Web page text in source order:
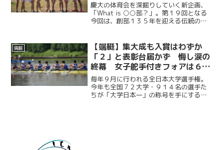
慶大の体育会を深掘りしていく新企画、
「What is ○○部？」。第１９回となる
今回は、創部１３５年を迎える伝統の端
る同部。今年は「自ら進む」という意味
を込めた「自進」...
端艇
【端艇】集大成も入賞はわずか
「２」と表彰台届かず 悔し涙の
終幕 女子舵手付きフォアは６位
に輝く／第５１回全日本大学ロー
イング選手権大会
毎年９月に行われる全日本大学選手権。
今年も全国７２大学・９１４名の選手た
ちが「大学日本一」の称号を手にするべ